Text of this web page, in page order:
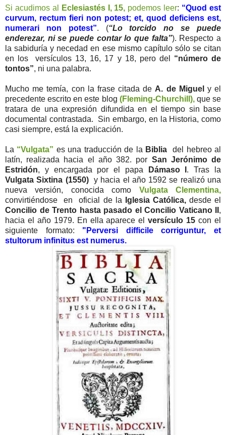
Si acudimos al Eclesiastés I, 15, podemos leer: “Quod est
curvum, rectum fieri non potest; et, quod deficiens est,
numerari non potest”. (“Lo torcido no se puede
enderezar, ni se puede contar lo que falta”). Respecto a
la sabiduría y necedad en ese mismo capítulo sólo se citan
en los versículos 13, 16, 17 y 18, pero del “número de
tontos”, ni una palabra.
Mucho me temía, con la frase citada de A. de Miguel y el
precedente escrito en este blog (Fleming-Churchill),que se
tratara de una expresión difundida en el tiempo sin base
documental contrastada. Sin embargo, en la Historia, como
casi siempre, está la explicación.
La “Vulgata” es una traducción de la Biblia del hebreo al
latín, realizada hacia el año 382. por San Jerónimo de
Estridón, y encargada por el papa Dámaso I . Tras la
Vulgata Sixtina (1550)y hacia el año 1592 se realizó una
nueva versión, conocida como Vulgata Clementina,
convirtiéndose en oficial de la
Iglesia Católica,desde el
Concilio de Trento hasta pasado el Concilio Vaticano II ,
hacia el año 1979. En ella aparece elversículo 15 con el
siguiente formato: "Perversi difficile corriguntur, et
stultorum infinitus est numerus.